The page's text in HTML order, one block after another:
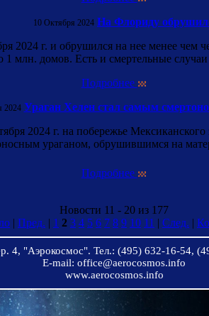
10 Октября 2024 На Флориду
2024 г. и обрушился на нее менее чем
1 млн. домов. Есть и смертельные
Подробнее
2024 Ураган Хелен стал самым
2024 г. на побережье
ураганом, обрушившимся на
Подробнее
Новости 11 - 20 из 177
| Пред. | 1 2 3 4 5 6 7 8 9 10 11 | След. |
4, "Аэрокосмос". Тел.: (495) 632-16-54,
E-mail: office@aerocosmos.info
www.aerocosmos.info